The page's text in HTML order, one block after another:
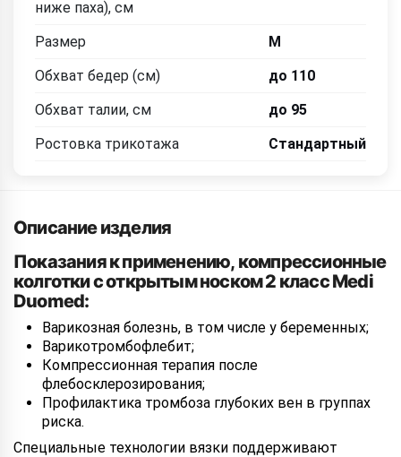
ниже паха), см
Размер
M
Обхват бедер (см)
до 110
Обхват талии, см
до 95
Ростовка трикотажа
Стандартный
Описание изделия
Показания к применению, компрессионные
колготки с открытым носком 2 класс Medi
Duomed:
Варикозная болезнь, в том числе у беременных;
Варикотромбофлебит;
Компрессионная терапия после
флебосклерозирования;
Профилактика тромбоза глубоких вен в группах
риска.
Специальные технологии вязки поддерживают